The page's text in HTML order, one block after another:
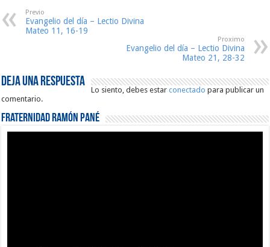
Previo
Evangelio del día – Lectio Divina
Mateo 11, 16-19
Proximo
Evangelio del día – Lectio Divina
Mateo 21, 28-32
Deja una respuesta
Lo siento, debes estarconectado para publicar un
comentario.
Fraternidad Ramón Pané